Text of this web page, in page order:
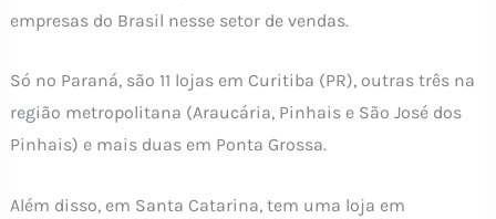
empresas do Brasil nesse setor de vendas.
Só no Paraná, são 11 lojas em Curitiba (PR), outras três na
região metropolitana (Araucária, Pinhais e São José dos
Pinhais) e mais duas em Ponta Grossa.
Além disso, em Santa Catarina, tem uma loja em